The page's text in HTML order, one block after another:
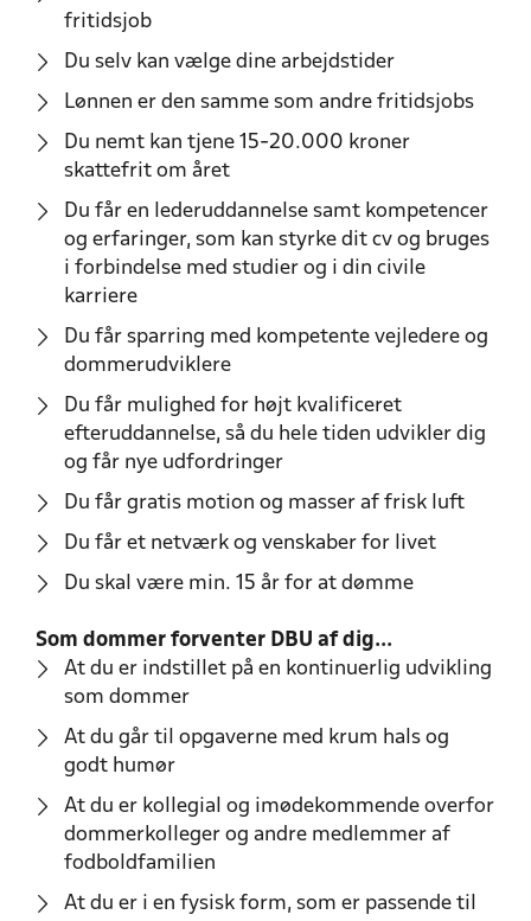
fritidsjob
Du selv kan vælge dine arbejdstider
Lønnen er den samme som andre fritidsjobs
Du nemt kan tjene 15-20.000 kroner
skattefrit om året
Du får en lederuddannelse samt kompetencer
og erfaringer, som kan styrke dit cv og bruges
i forbindelse med studier og i din civile
karriere
Du får sparring med kompetente vejledere og
dommerudviklere
Du får mulighed for højt kvalificeret
efteruddannelse, så du hele tiden udvikler dig
og får nye udfordringer
Du får gratis motion og masser af frisk luft
Du får et netværk og venskaber for livet
Du skal være min. 15 år for at dømme
Som dommer forventer DBU af dig...
At du er indstillet på en kontinuerlig udvikling
som dommer
At du går til opgaverne med krum hals og
godt humør
At du er kollegial og imødekommende overfor
dommerkolleger og andre medlemmer af
fodboldfamilien
At du er i en fysisk form, som er passende til